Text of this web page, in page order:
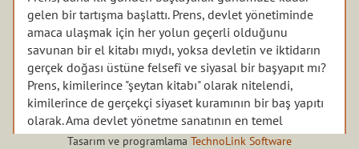
gelen bir tartışma başlattı. Prens, devlet yönetiminde
amaca ulaşmak için her yolun geçerli olduğunu
savunan bir el kitabı mıydı, yoksa devletin ve iktidarın
gerçek doğası üstüne felsefî ve siyasal bir başyapıt mı?
Prens, kimilerince "şeytan kitabı" olarak nitelendi,
kimilerince de gerçekçi siyaset kuramının bir baş yapıtı
olarak. Ama devlet yönetme sanatının en temel
kaynaklarından birini oluşturan Prens, beş yüz yıla
Tasarım ve programlama TechnoLink Software